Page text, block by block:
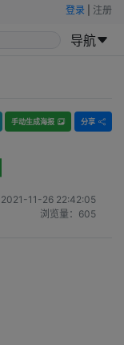
登录 注册
导航
手动生成海报 分享
2021-11-26 22:42:05
浏览量： 605